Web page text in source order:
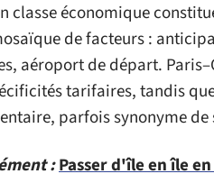
classe économique
de facteurs :
aéroport de départ.
tarifaires, tandis
parfois synonyme de
:Passer d'île en île